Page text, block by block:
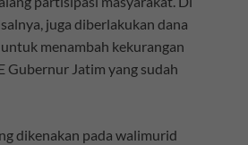
juga diberlakukan dana
menambah kekurangan
Gubernur Jatim yang sudah
dikenakan pada walimurid